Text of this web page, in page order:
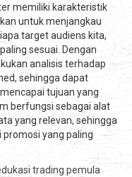
memiliki karakteristik
untuk menjangkau
target audiens kita,
sesuai. Dengan
analisis terhadap
sehingga dapat
tujuan yang
berfungsi sebagai alat
yang relevan, sehingga
yang paling
trading pemula